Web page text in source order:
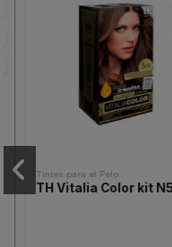
Tintes para el Pelo
TH Vitalia Color kit